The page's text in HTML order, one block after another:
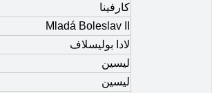
كارفينا
Mladá Boleslav II
لادا بوليسلاف
ليسين
ليسين